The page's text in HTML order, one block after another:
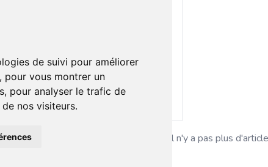
de suivi pour améliorer
pour vous montrer un
pour analyser le trafic de
nos visiteurs.
Ajouter au lot
Il n'y a pas plus